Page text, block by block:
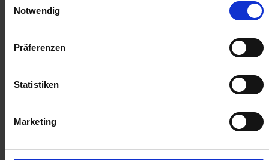
Notwendig
Präferenzen
Statistiken
Marketing
QTY_CONTROL_DECREASE
Herstellerinformationen (GPSR)